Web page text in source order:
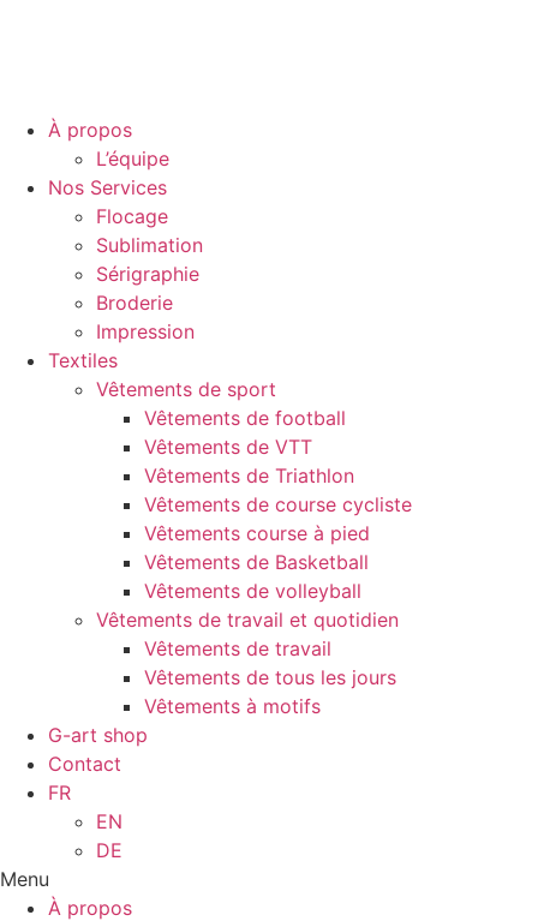
À propos
L’équipe
Nos Services
Flocage
Sublimation
Sérigraphie
Broderie
Impression
Textiles
Vêtements de sport
Vêtements de football
Vêtements de VTT
Vêtements de Triathlon
Vêtements de course cycliste
Vêtements course à pied
Vêtements de Basketball
Vêtements de volleyball
Vêtements de travail et quotidien
Vêtements de travail
Vêtements de tous les jours
Vêtements à motifs
G-art shop
Contact
FR
EN
DE
Menu
À propos